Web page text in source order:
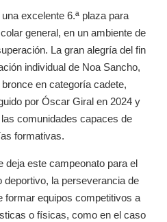
excelente 6.ª plaza para
general, en un ambiente de
La gran alegría del fin
individual de Noa Sancho,
en categoría cadete,
por Óscar Giral en 2024 y
comunidades capaces de
formativas.
deja este campeonato para el
deportivo, la perseverancia de
formar equipos competitivos a
o físicas, como en el caso